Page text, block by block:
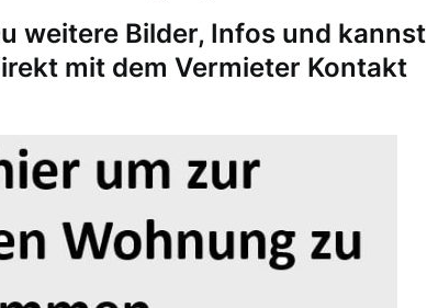
weitere Bilder, Infos und kannst
mit dem Vermieter Kontakt